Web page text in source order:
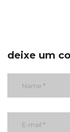
deixe um